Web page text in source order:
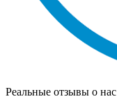
Реальные отзывы о нас